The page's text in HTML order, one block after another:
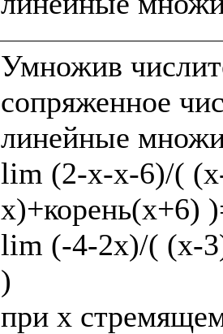
Умножив
сопряженное
линейные
lim (2-x-x-6)/(
x)+корень(x+6)
lim (-4-2x)/( (x-
)
при x